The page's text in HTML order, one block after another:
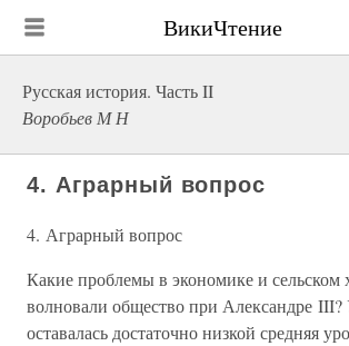
ВикиЧтение
Русская история. Часть II
Воробьев М Н
4. Аграрный вопрос
4. Аграрный вопрос
Какие проблемы в экономике и сельском
волновали общество при Александре III?
оставалась достаточно низкой средняя